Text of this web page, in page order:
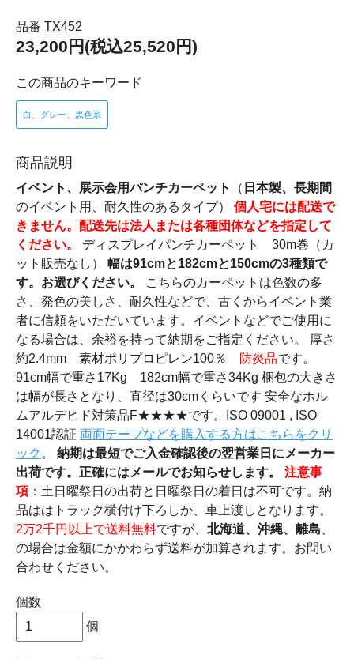
品番 TX452
23,200円(税込25,520円)
この商品のキーワード
白、グレー、黒色系
商品説明
イベント、展示会用パンチカーペット （ 日本製、長期間
のイベント用、耐久性のあるタイプ） 個人宅には配送で
きません。配送先は法人または各種団体などを指定して
ください。
ディスプレイパンチカーペット 30m巻（カ
ット販売なし） 幅は91cmと182cmと150cmの3種類で
す。お選びください。
こちらのカーペットは色数の多
さ、発色の美しさ、耐久性などで、古くからイベント業
者に信頼をいただいています。イベントなどでご使用に
なる場合は、余裕を持って納期をご指定ください。 厚さ
約2.4mm 素材ポリプロピレン100％
防炎品です。
91cm幅で重さ17Kg 182cm幅で重さ34Kg 梱包の大きさ
は幅が長さとなり、直径は30cmくらいです 安全なホル
ムアルデヒド対策品F★★★★です。ISO 09001 , ISO
14001認証 両面テープなどを購入する方はこちらをクリ
ック 。 納期は最短でご入金確認後の翌営業日にメーカー
出荷です。正確にはメールでお知らせします。
注意事
項 ： 土日曜祭日の出荷と日曜祭日の着日は不可です。納
品ははトラック横付け下ろしか、車上渡しとなります。
2万2千円以上で送料無料ですが、 北海道、沖縄、離島
の場合は金額にかかわらず送料が加算されます。お問い
合わせください。
個数
個